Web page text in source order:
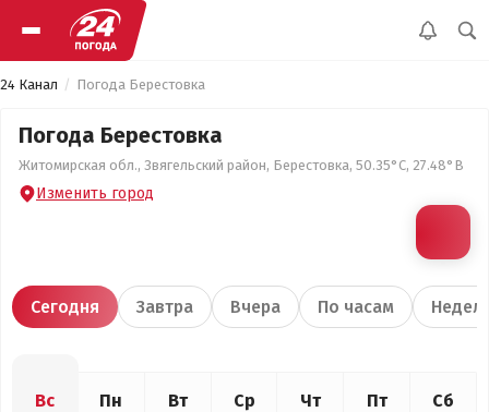
24 Канал Погода Берестовка
Погода Берестовка
Житомирская обл., Звягельский район, Берестовка, 50.35°С, 27.48°В
Изменить город
Сегодня Завтра Вчера По часам
Вс Пн Вт Ср Чт Пт Сб